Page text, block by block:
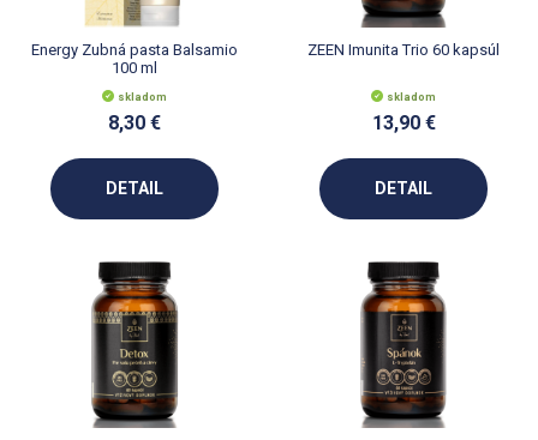
Energy Zubná pasta Balsamio
100 ml
skladom
8,30 €
DETAIL
ZEEN Imunita Trio 60 kapsúl
skladom
13,90 €
DETAIL